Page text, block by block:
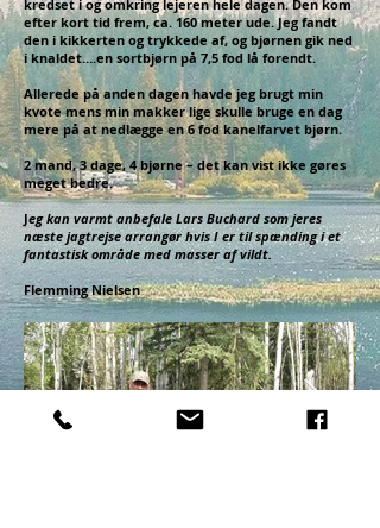
kredset i og omkring lejeren hele dagen. Den kom
efter kort tid frem, ca. 160 meter ude. Jeg fandt
den i kikkerten og trykkede af, og bjørnen gik ned
i knaldet….en sortbjørn på 7,5 fod lå forendt.
Allerede på anden dagen havde jeg brugt min
kvote mens min makker lige skulle bruge en dag
mere på at nedlægge en 6 fod kanelfarvet bjørn.
2 mand, 3 dage, 4 bjørne – det kan vist ikke gøres
meget bedre.
Jeg kan varmt anbefale Lars Buchard som jeres
næste jagtrejse arrangør hvis I er til spænding i et
fantastisk område med masser af vildt.
Flemming Nielsen